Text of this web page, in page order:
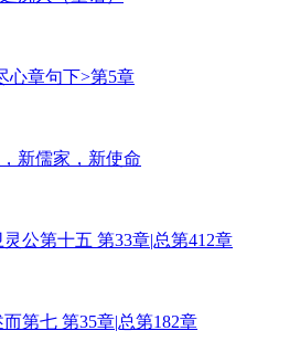
心章句下>第5章
新儒家，新使命
灵公第十五 第33章|总第412章
而第七 第35章|总第182章